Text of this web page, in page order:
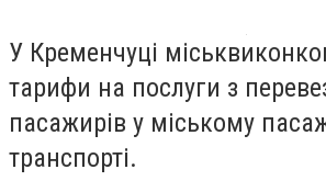
У Кременчуці
тарифи на послуги з
пасажирів у міському
транспорті.